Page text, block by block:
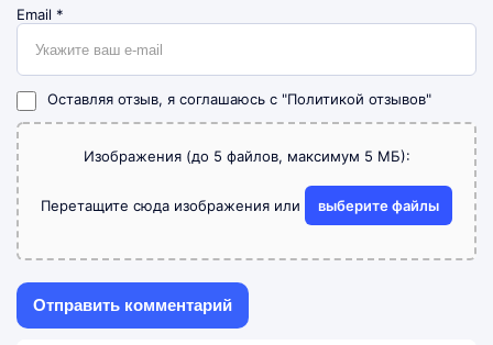
Email *
Оставляя отзыв, я соглашаюсь с "Политикой отзывов"
Изображения (до 5 файлов, максимум 5 МБ):
Перетащите сюда изображения или выберите файлы